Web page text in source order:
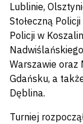
Lublinie,
Stołeczną
Policji w
Warszawie oraz
Gdańsku, a
Dęblina.
Turniej